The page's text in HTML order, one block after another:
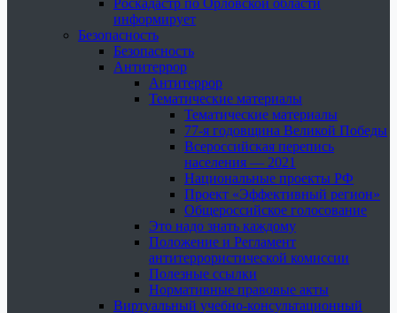
Роскадастр по Орловской области
информирует
Безопасность
Безопасность
Антитеррор
Антитеррор
Тематические материалы
Тематические материалы
77-я годовщина Великой Победы
Всероссийская перепись
населения — 2021
Национальные проекты РФ
Проект «Эффективный регион»
Общероссийское голосование
Это надо знать каждому
Положение и Регламент
антитеррористической комиссии
Полезные ссылки
Нормативные правовые акты
Виртуальный учебно-консультационный